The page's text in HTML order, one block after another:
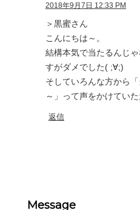
2018年9月7日 12:33 PM
＞黒蜜さん
こんにちは～。
結構本気で当たるんじ
すがダメでした( ;∀;)
そしていろんな方から
～」って声をかけてい
返信
Message